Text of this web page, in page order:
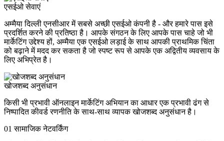
एसईओ सेवाएं
अम्मैया दिल्ली एनसीआर में सबसे अच्छी एसईओ कंपनी है - और हमारे पास इसे
प्रदर्शित करने की प्रतिष्ठा है। आपके संगठन के लिए आपके पास चाहे जो भी
मार्केटिंग उद्देश्य हों, अम्मैया एक एसईओ लड़ाई के साथ आपकी प्राथमिक चिंता
को बढ़ाने में मदद कर सकता है जो स्पष्ट रूप से आपके एक अद्वितीय व्यवसाय के
लिए अभिप्रेत है।
खोजशब्द अनुसंधान
किसी भी प्रभावी ऑनलाइन मार्केटिंग अभियान का आधार एक प्रभावी ढंग से
निष्पादित कीवर्ड रणनीति के साथ-साथ व्यापक खोजशब्द अनुसंधान है।
01 सामाजिक नेटवर्किंग